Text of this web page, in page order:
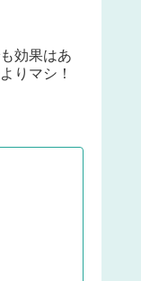
効果はあ
りマシ！